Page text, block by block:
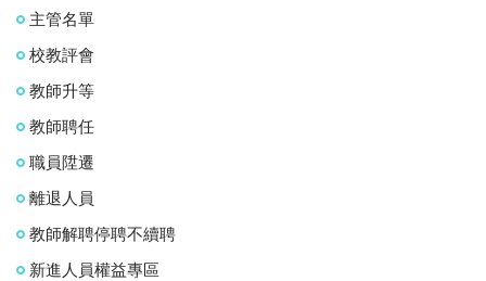
主管名單
校教評會
教師升等
教師聘任
職員陞遷
離退人員
教師解聘停聘不續聘
新進人員權益專區